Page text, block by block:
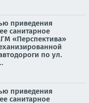
приведения
санитарное
«Перспектива»
по ул.
приведения
санитарное